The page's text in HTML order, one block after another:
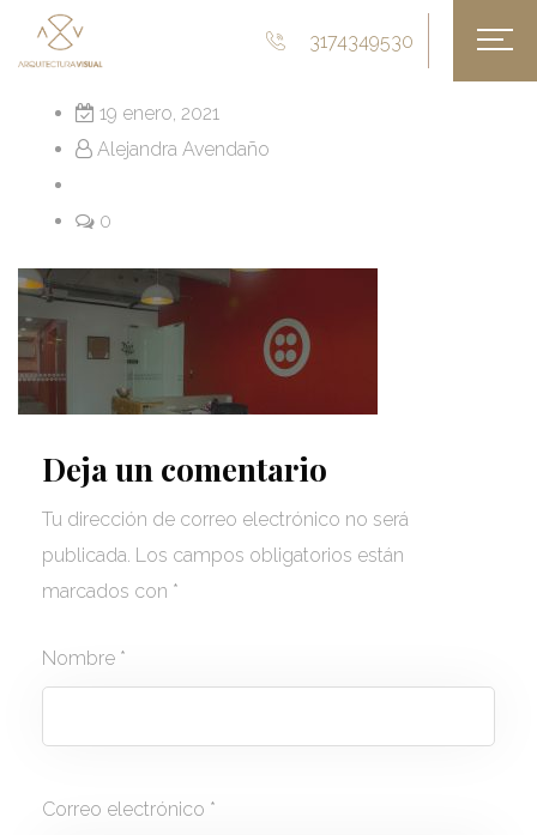
3174349530
19 enero, 2021
Alejandra Avendaño
0
Deja un comentario
Tu dirección de correo electrónico no será
publicada. Los campos obligatorios están
marcados con *
Nombre *
Correo electrónico *